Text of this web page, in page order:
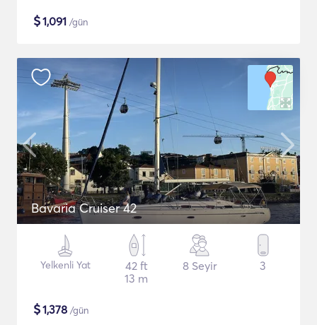
$1,091 /gün
Bavaria Cruiser 42
Yelkenli Yat
42 ft
13 m
8 Seyir 3
$1,378 /gün